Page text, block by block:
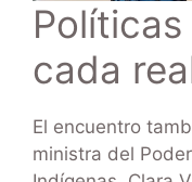
cada
El encuentro
ministra del